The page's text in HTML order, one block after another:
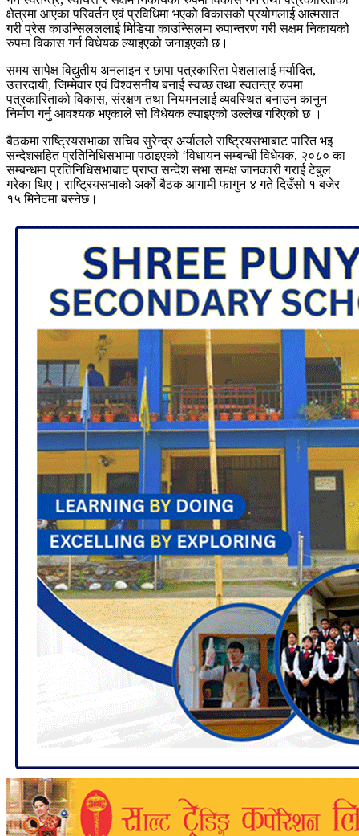
क्षेत्रमा आएका परिवर्तन एवं प्रविधिमा भएको विकासको प्रयोगलाई आत्मसात
गरी प्रेस काउन्सिलललाई मिडिया काउन्सिलमा रुपान्तरण गरी सक्षम निकायको
रुपमा विकास गर्न विधेयक ल्याइएको जनाइएको छ।
समय सापेक्ष विद्युतीय अनलाइन र छापा पत्रकारिता पेशलालाई मर्यादित,
उत्तरदायी, जिम्मेवार एवं विश्वसनीय बनाई स्वच्छ तथा स्वतन्त्र रुपमा
पत्रकारिताको विकास, संरक्षण तथा नियमनलाई व्यवस्थित बनाउन कानुन
निर्माण गर्नु आवश्यक भएकाले सो विधेयक ल्याइएको उल्लेख गरिएको छ ।
बैठकमा राष्ट्रियसभाका सचिव सुरेन्द्र अर्यालले राष्ट्रियसभाबाट पारित भइ
सन्देशसहित प्रतिनिधिसभामा पठाइएको ‘विधायन सम्बन्धी विधेयक, २०८० का
सम्बन्धमा प्रतिनिधिसभाबाट प्राप्त सन्देश सभा समक्ष जानकारी गराई टेबुल
गरेका थिए। राष्ट्रियसभाको अर्को बैठक आगामी फागुन ४ गते दिउँसो १ बजेर
१५ मिनेटमा बस्नेछ।